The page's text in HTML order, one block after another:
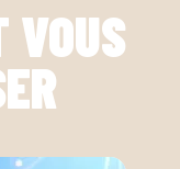
VOUS